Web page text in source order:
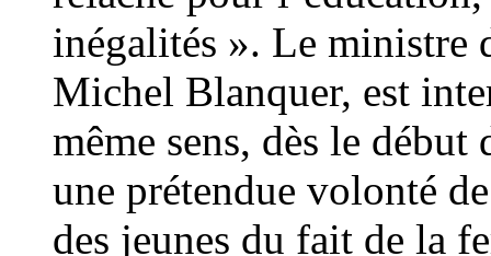
inégalités ». Le ministre
Michel Blanquer, est
même sens, dès le
une prétendue volonté
des jeunes du fait de la